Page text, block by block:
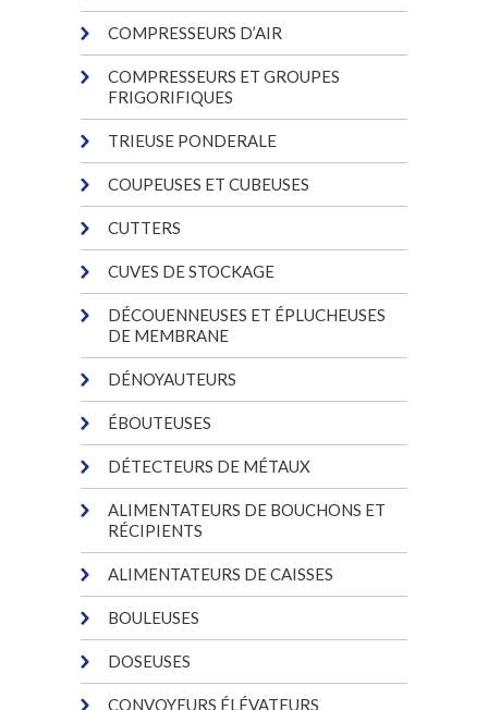
COMPRESSEURS D’AIR
COMPRESSEURS ET GROUPES
FRIGORIFIQUES
TRIEUSE PONDERALE
COUPEUSES ET CUBEUSES
CUTTERS
CUVES DE STOCKAGE
DÉCOUENNEUSES ET ÉPLUCHEUSES
DE MEMBRANE
DÉNOYAUTEURS
ÉBOUTEUSES
DÉTECTEURS DE MÉTAUX
ALIMENTATEURS DE BOUCHONS ET
RÉCIPIENTS
ALIMENTATEURS DE CAISSES
BOULEUSES
DOSEUSES
CONVOYEURS ÉLÉVATEURS